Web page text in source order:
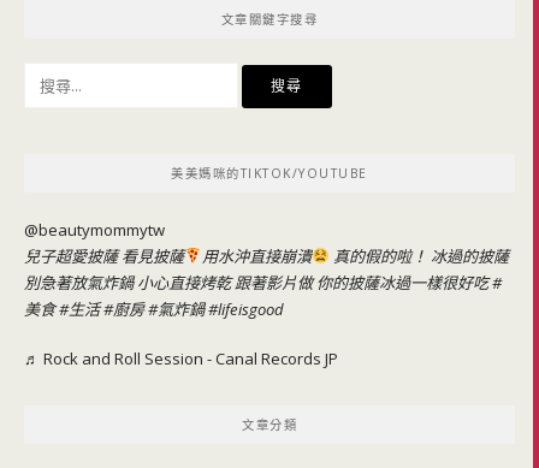
文章關鍵字搜尋
美美媽咪的TIKTOK/YOUTUBE
@beautymommytw
兒子超愛披薩 看見披薩
用水沖直接崩潰
真的假的啦！ 冰過的披薩
別急著放氣炸鍋 小心直接烤乾 跟著影片做 你的披薩冰過一樣很好吃#
美食#生活#廚房#氣炸鍋#lifeisgood
♬ Rock and Roll Session - Canal Records JP
文章分類